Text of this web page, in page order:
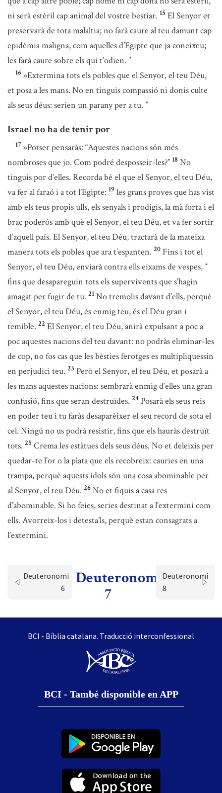
ni serà estèril cap animal del vostre bestiar. 15 El Senyor et
preservarà de tota malaltia; no farà caure al teu damunt cap
epidèmia maligna, com aquelles d’Egipte que ja coneixeu;
les farà caure sobre els qui t’odien. *
16 »Extermina tots els pobles que el Senyor, el teu Déu,
et posa a les mans. No en tinguis compassió ni donis culte
als seus déus: serien un parany per a tu. *
Israel no ha de tenir por
17 »Potser pensaràs: “Aquestes nacions són més
nombroses que jo. Com podré desposseir-les?” 18 No
tinguis por d’elles. Recorda bé el que el Senyor, el teu Déu,
va fer al faraó i a tot l’Egipte: 19 les grans proves que has vist
amb els teus propis ulls, els senyals i prodigis, la mà forta i el
braç poderós amb què el Senyor, el teu Déu, et va fer sortir
d’aquell país. El Senyor, el teu Déu, tractarà de la mateixa
manera tots els pobles que ara t’espanten. 20 Fins i tot el
Senyor, el teu Déu, enviarà contra ells eixams de vespes, *
fins que desapareguin tots els supervivents que s’hagin
amagat per fugir de tu. 21 No tremolis davant d’ells, perquè
el Senyor, el teu Déu, és enmig teu, és el Déu gran i
temible. 22 El Senyor, el teu Déu, anirà expulsant a poc a
poc aquestes nacions del teu davant: no podràs eliminar-les
de cop, no fos cas que les bèsties ferotges es multipliquessin
en perjudici teu. 23 Però el Senyor, el teu Déu, et posarà a
les mans aquestes nacions: sembrarà enmig d’elles una gran
confusió, fins que seran destruïdes. 24 Posarà els seus reis
en poder teu i tu faràs desaparèixer el seu record de sota el
cel. Ningú no us podrà resistir, fins que els hauràs destruït
tots. 25 Crema les estàtues dels seus déus. No et deleixis per
quedar-te l’or o la plata que els recobreix: cauries en una
trampa, perquè aquests ídols són una cosa abominable per
al Senyor, el teu Déu. 26 No et fiquis a casa res
d’abominable. Si ho feies, series destinat a l’extermini com
ells. Avorreix-los i detesta’ls, perquè estan consagrats a
l’extermini.
Deuteronomi
6
Deuteronomi
7
Deuteronomi
8
BCI - Bíblia catalana. Traducció interconfessional
BCI - També disponible en APP